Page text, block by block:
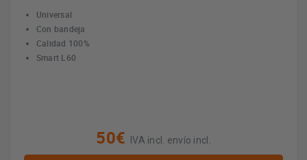
Universal
Con bandeja
Calidad 100%
Smart L60
50€ IVA incl. envío incl.